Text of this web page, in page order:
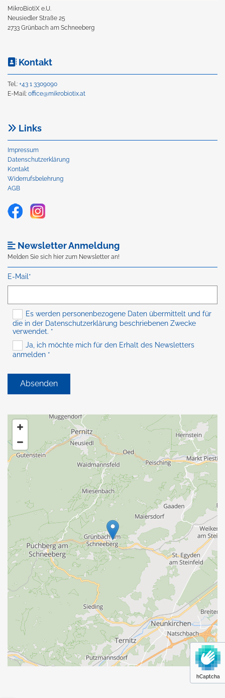
MikroBiotiX e.U.
Neusiedler Straße 25
2733 Grünbach am Schneeberg
 Kontakt
Tel.: +43 1 3309090
E-Mail: office@mikrobiotix.at
 Links
Impressum
Datenschutzerklärung
Kontakt
Widerrufsbelehrung
AGB
 Newsletter Anmeldung
Melden Sie sich hier zum Newsletter an!
E-Mail*
Es werden personenbezogene Daten übermittelt und für
die in der Datenschutzerklärung beschriebenen Zwecke
verwendet. *
Ja, ich möchte mich für den Erhalt des Newsletters
anmelden *
hCaptcha